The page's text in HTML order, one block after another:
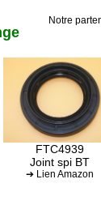
Notre
FTC4939
Joint spi BT
➔ Lien Amazon